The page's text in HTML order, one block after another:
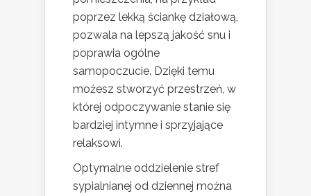
poprzez lekką ściankę działową,
pozwala na lepszą jakość snu i
poprawia ogólne
samopoczucie. Dzięki temu
możesz stworzyć przestrzeń, w
której odpoczywanie stanie się
bardziej intymne i sprzyjające
relaksowi.
Optymalne oddzielenie stref
sypialnianej od dziennej można